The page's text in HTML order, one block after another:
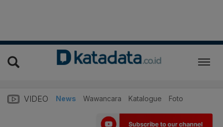
VIDEO News Wawancara Katalogue Foto